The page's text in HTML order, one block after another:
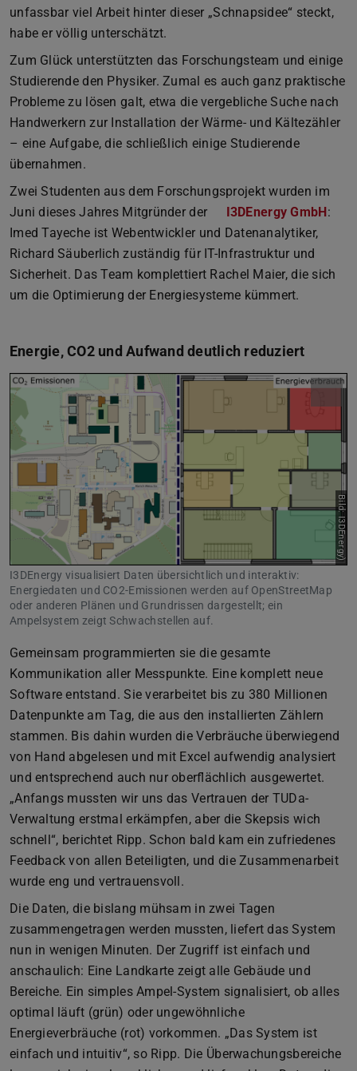
unfassbar viel Arbeit hinter dieser „Schnapsidee“ steckt,
habe er völlig unterschätzt.
Zum Glück unterstützten das Forschungsteam und einige
Studierende den Physiker. Zumal es auch ganz praktische
Probleme zu lösen galt, etwa die vergebliche Suche nach
Handwerkern zur Installation der Wärme- und Kältezähler
– eine Aufgabe, die schließlich einige Studierende
übernahmen.
Zwei Studenten aus dem Forschungsprojekt wurden im
Juni dieses Jahres Mitgründer der
I3DEnergy GmbH:
Imed Tayeche ist Webentwickler und Datenanalytiker,
Richard Säuberlich zuständig für IT-Infrastruktur und
Sicherheit. Das Team komplettiert Rachel Maier, die sich
um die Optimierung der Energiesysteme kümmert.
Energie, CO2 und Aufwand deutlich reduziert
Bild: I3DEnergy)
I3DEnergy visualisiert Daten übersichtlich und interaktiv:
Energiedaten und CO2-Emissionen werden auf OpenStreetMap
oder anderen Plänen und Grundrissen dargestellt; ein
Ampelsystem zeigt Schwachstellen auf.
Gemeinsam programmierten sie die gesamte
Kommunikation aller Messpunkte. Eine komplett neue
Software entstand. Sie verarbeitet bis zu 380 Millionen
Datenpunkte am Tag, die aus den installierten Zählern
stammen. Bis dahin wurden die Verbräuche überwiegend
von Hand abgelesen und mit Excel aufwendig analysiert
und entsprechend auch nur oberflächlich ausgewertet.
„Anfangs mussten wir uns das Vertrauen der TUDa-
Verwaltung erstmal erkämpfen, aber die Skepsis wich
schnell“, berichtet Ripp. Schon bald kam ein zufriedenes
Feedback von allen Beteiligten, und die Zusammenarbeit
wurde eng und vertrauensvoll.
Die Daten, die bislang mühsam in zwei Tagen
zusammengetragen werden mussten, liefert das System
nun in wenigen Minuten. Der Zugriff ist einfach und
anschaulich: Eine Landkarte zeigt alle Gebäude und
Bereiche. Ein simples Ampel-System signalisiert, ob alles
optimal läuft (grün) oder ungewöhnliche
Energieverbräuche (rot) vorkommen. „Das System ist
einfach und intuitiv“, so Ripp. Die Überwachungsbereiche